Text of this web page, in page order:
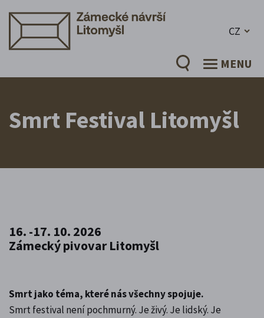
CZ
MENU
Smrt Festival Litomyšl
16. -17. 10. 2026
Zámecký pivovar Litomyšl
Smrt jako téma, které nás všechny spojuje.
Smrt festival není pochmurný. Je živý. Je lidský. Je